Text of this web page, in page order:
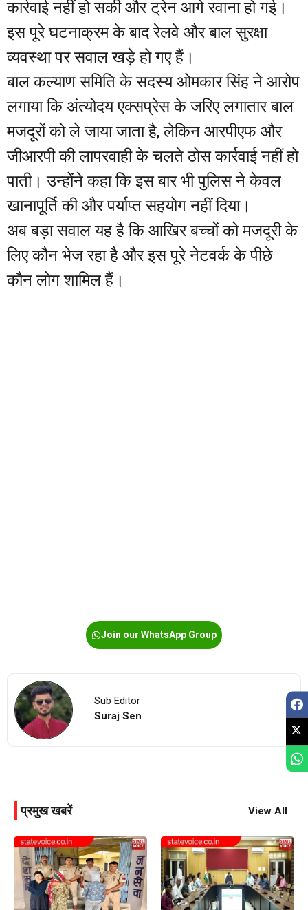
कार्रवाई नहीं हो सकी और ट्रेन आगे रवाना हो गई।
इस पूरे घटनाक्रम के बाद रेलवे और बाल सुरक्षा
व्यवस्था पर सवाल खड़े हो गए हैं।
बाल कल्याण समिति के सदस्य ओमकार सिंह ने आरोप
लगाया कि अंत्योदय एक्सप्रेस के जरिए लगातार बाल
मजदूरों को ले जाया जाता है, लेकिन आरपीएफ और
जीआरपी की लापरवाही के चलते ठोस कार्रवाई नहीं हो
पाती। उन्होंने कहा कि इस बार भी पुलिस ने केवल
खानापूर्ति की और पर्याप्त सहयोग नहीं दिया।
अब बड़ा सवाल यह है कि आखिर बच्चों को मजदूरी के
लिए कौन भेज रहा है और इस पूरे नेटवर्क के पीछे
कौन लोग शामिल हैं।
Join our WhatsApp Group
Sub Editor
Suraj Sen
प्रमुख खबरें View All